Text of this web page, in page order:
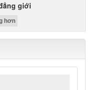
giới
hơn